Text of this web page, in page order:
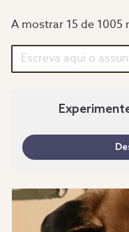
A mostrar 15 de 1005